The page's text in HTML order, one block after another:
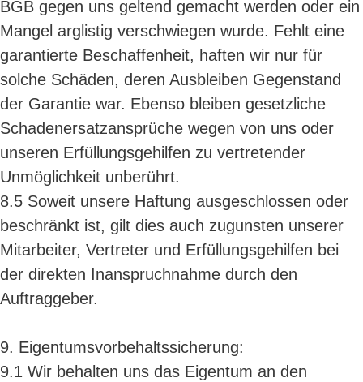
BGB gegen uns geltend gemacht werden oder ein
Mangel arglistig verschwiegen wurde. Fehlt eine
garantierte Beschaffenheit, haften wir nur für
solche Schäden, deren Ausbleiben Gegenstand
der Garantie war. Ebenso bleiben gesetzliche
Schadenersatzansprüche wegen von uns oder
unseren Erfüllungsgehilfen zu vertretender
Unmöglichkeit unberührt.
8.5 Soweit unsere Haftung ausgeschlossen oder
beschränkt ist, gilt dies auch zugunsten unserer
Mitarbeiter, Vertreter und Erfüllungsgehilfen bei
der direkten Inanspruchnahme durch den
Auftraggeber.
9. Eigentumsvorbehaltssicherung:
9.1 Wir behalten uns das Eigentum an den